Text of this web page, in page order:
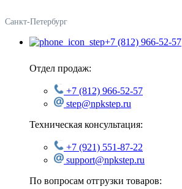
Санкт-Петербург
+7 (812) 966-52-57
Отдел продаж:
+7 (812) 966-52-57
step@npkstep.ru
Техническая консультация:
+7 (921) 551-87-22
support@npkstep.ru
По вопросам отгрузки товаров: